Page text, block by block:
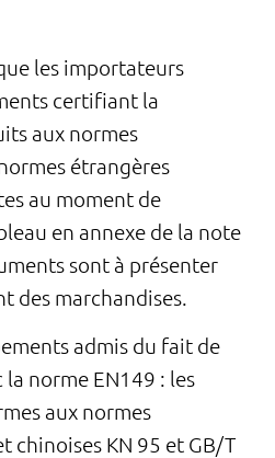
les importateurs
certifiant la
aux normes
étrangères
au moment de
en annexe de la note
sont à présenter
des marchandises.
admis du fait de
norme EN149 : les
aux normes
chinoises KN 95 et GB/T